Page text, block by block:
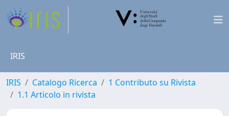
IRIS
IRIS Catalogo Ricerca
1 Contributo su Rivista
1.1 Articolo in rivista